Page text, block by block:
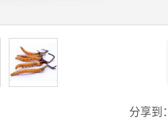
分享到